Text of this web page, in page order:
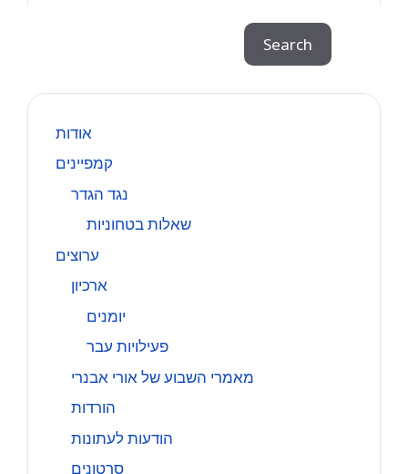
Search
אודות
קמפיינים
נגד הגדר
שאלות בטחוניות
ערוצים
ארכיון
יומנים
פעילויות עבר
מאמרי השבוע של אורי אבנרי
הורדות
הודעות לעתונות
סרטונים